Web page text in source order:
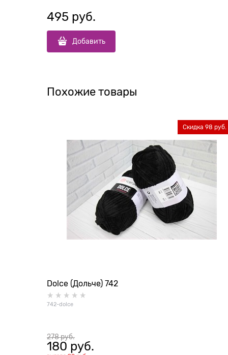
495 руб.
Добавить
Похожие товары
Dolce (Дольче) 742
742-dolce
Скидка 98 руб.
278 руб.
180 руб.